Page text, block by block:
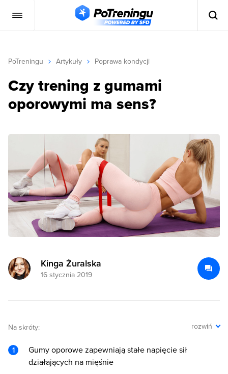
PoTreningu Artykuły Poprawa kondycji
Czy trening z gumami
oporowymi ma sens?
Kinga Żuralska
16 stycznia 2019
Na skróty: rozwiń
Gumy oporowe zapewniają stałe napięcie sił
działających na mięśnie